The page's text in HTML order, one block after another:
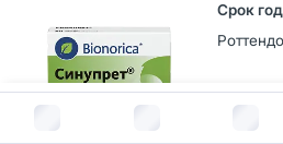
В корзину за